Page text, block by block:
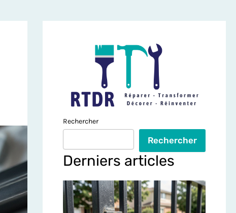
Rechercher
Rechercher
Derniers articles